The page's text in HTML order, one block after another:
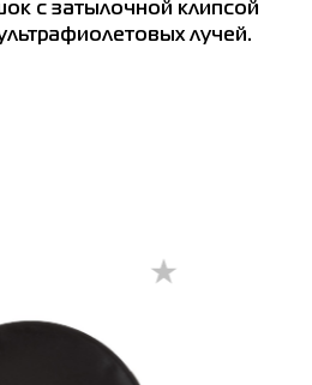
с затылочной клипсой
лучей.